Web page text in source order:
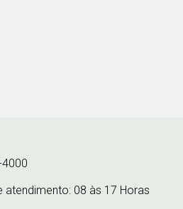
atendimento: 08 às 17 Horas